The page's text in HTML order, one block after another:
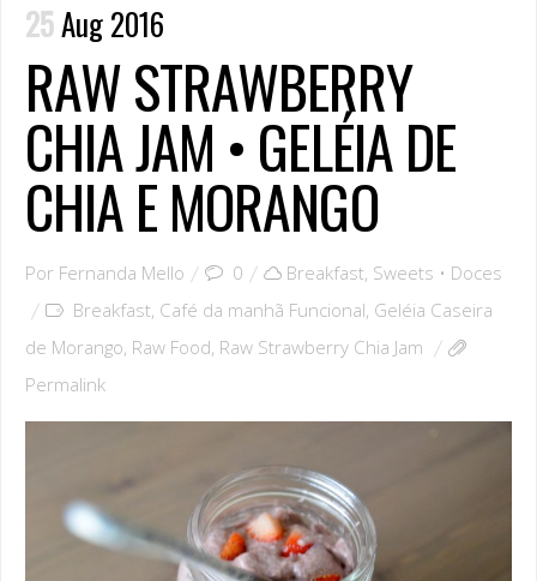
25Aug 2016
RAW STRAWBERRY
CHIA JAM • GELÉIA DE
CHIA E MORANGO
Por Fernanda Mello 0 Breakfast, Sweets • Doces
Breakfast, Café da manhã Funcional, Geléia Caseira
de Morango, Raw Food, Raw Strawberry Chia Jam
Permalink